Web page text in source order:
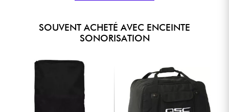
QUALITÉ DU SON
★★★★★
★★★★★
RÉSISTANCE ★★ ★★★
★★ ★★★
★★★
★★★
Posté le 21/10/2019 à 17:41
JEAN-MARC M.
Achat certifié
En panne dès la 2° prestation sono chorale
SOUVENT ACHETÉ AVEC ENCEINTE
SONORISATION